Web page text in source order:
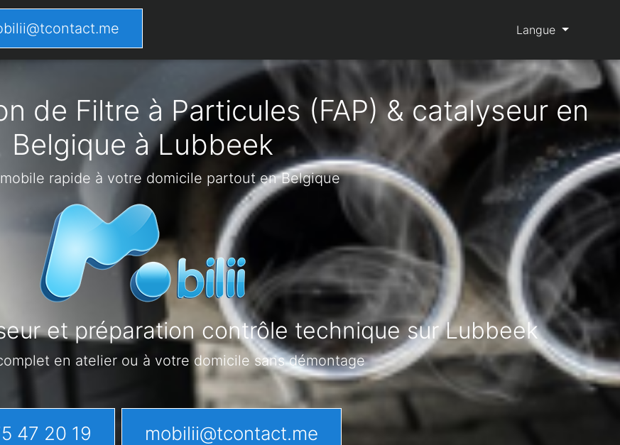
Langue
de Filtre à Particules (FAP) & catalyseur en
Belgique à Lubbeek
rapide à votre domicile partout en Belgique
et préparation contrôle technique sur Lubbeek
en atelier ou à votre domicile sans démontage
47 20 19 mobilii@tcontact.me